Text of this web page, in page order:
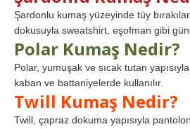
Şardonlu kumaş yüzeyinde tüy
dokusuyla sweatshirt, eşofman gibi
Polar Kumaş Nedir?
Polar, yumuşak ve sıcak tutan
kaban ve battaniyelerde kullanılır.
Twill Kumaş Nedir?
Twill, çapraz dokuma yapısıyla